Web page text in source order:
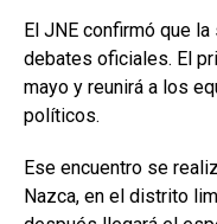
El JNE confirmó que
debates oficiales. El
mayo y reunirá a los
políticos.
Ese encuentro se
Nazca, en el distrito